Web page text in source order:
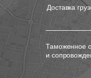
Доставка
Таможенное
и